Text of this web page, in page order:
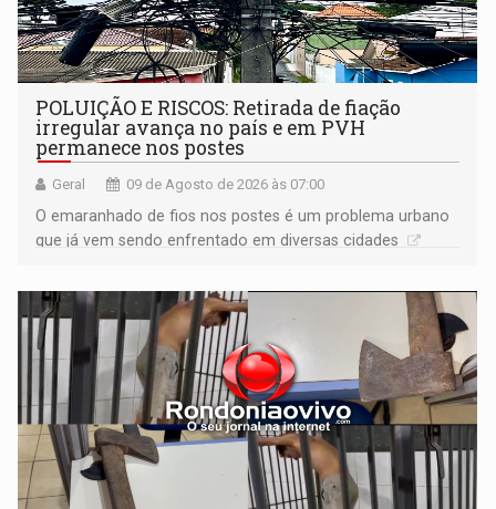
POLUIÇÃO E RISCOS: Retirada de fiação
irregular avança no país e em PVH
permanece nos postes
Geral 09 de Agosto de 2026 às 07:00
O emaranhado de fios nos postes é um problema urbano
que já vem sendo enfrentado em diversas cidades